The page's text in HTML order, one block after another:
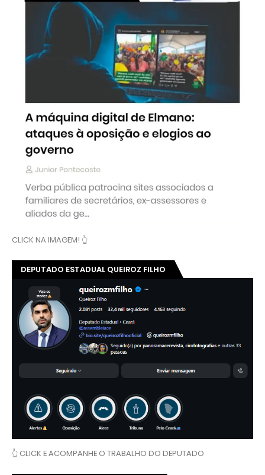
CLICK NA IMAGEM! 👆
DEPUTADO ESTADUAL QUEIROZ FILHO
👆 CLICK E ACOMPANHE O TRABALHO DO DEPUTADO